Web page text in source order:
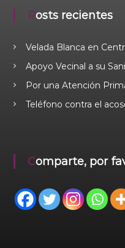
Posts recientes
Velada Blanca en
Apoyo Vecinal a su
Por una Atención
Teléfono contra el
Comparte, por